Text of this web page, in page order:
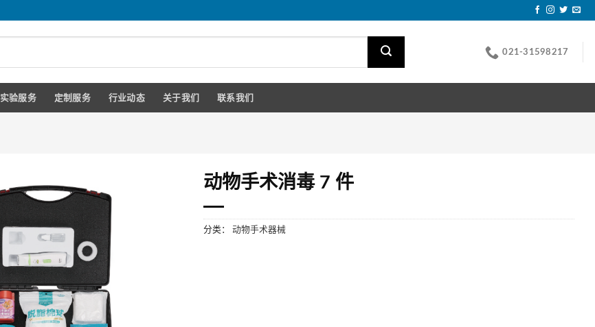
021-31598217
实验服务 定制服务 行业动态 关于我们 联系我们
动物手术消毒 7 件
分类：动物手术器械